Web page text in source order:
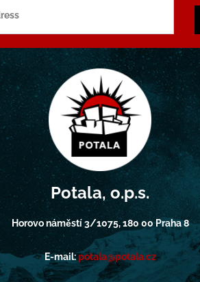
Potala, o.p.s.
Horovo náměstí 3/1075, 180 00 Praha 8
E-mail:potala@potala.cz